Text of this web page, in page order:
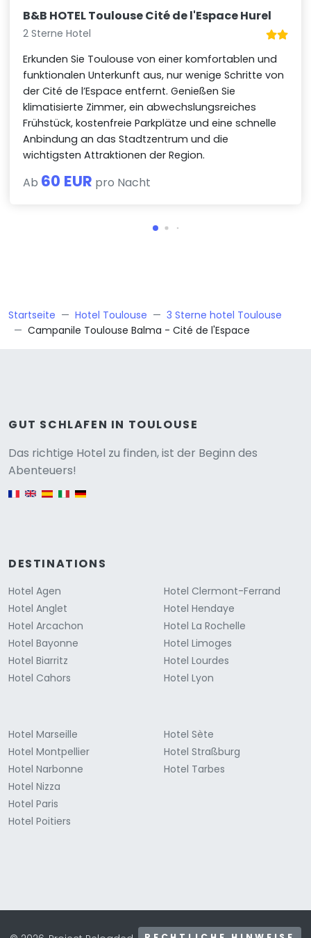
B&B HOTEL Toulouse Cité de l'Espace Hurel
2 Sterne Hotel
Erkunden Sie Toulouse von einer komfortablen und
funktionalen Unterkunft aus, nur wenige Schritte von
der Cité de l’Espace entfernt. Genießen Sie
klimatisierte Zimmer, ein abwechslungsreiches
Frühstück, kostenfreie Parkplätze und eine schnelle
Anbindung an das Stadtzentrum und die
wichtigsten Attraktionen der Region.
Ab 60 EUR pro Nacht
Startseite Hotel Toulouse
3 Sterne hotel Toulouse
Campanile Toulouse Balma - Cité de l'Espace
GUT SCHLAFEN IN TOULOUSE
Das richtige Hotel zu finden, ist der Beginn des
Abenteuers!
English version
DESTINATIONS
Hotel Agen
Hotel Anglet
Hotel Arcachon
Hotel Bayonne
Hotel Biarritz
Hotel Cahors
Hotel Clermont-Ferrand
Hotel Hendaye
Hotel La Rochelle
Hotel Limoges
Hotel Lourdes
Hotel Lyon
Hotel Marseille
Hotel Montpellier
Hotel Narbonne
Hotel Nizza
Hotel Paris
Hotel Poitiers
Hotel Sète
Hotel Straßburg
Hotel Tarbes